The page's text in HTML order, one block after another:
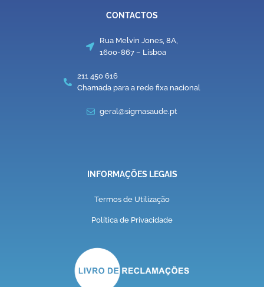
CONTACTOS
Rua Melvin Jones, 8A,
1600-867 – Lisboa
211 450 616
Chamada para a rede fixa nacional
geral@sigmasaude.pt
INFORMAÇÕES LEGAIS
Termos de Utilização
Política de Privacidade